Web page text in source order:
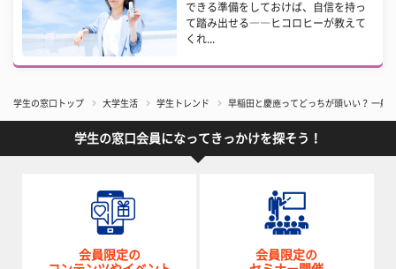
できる準備をしておけば、自信を持っ
て踏み出せる――ヒコロヒーが教えて
くれ...
学生の窓口トップ 大学生活 学生トレンド 早稲田と慶應ってどっちが頭いい？ 一
学生の窓口会員になってきっかけを探そう！
会員限定の
会員限定の